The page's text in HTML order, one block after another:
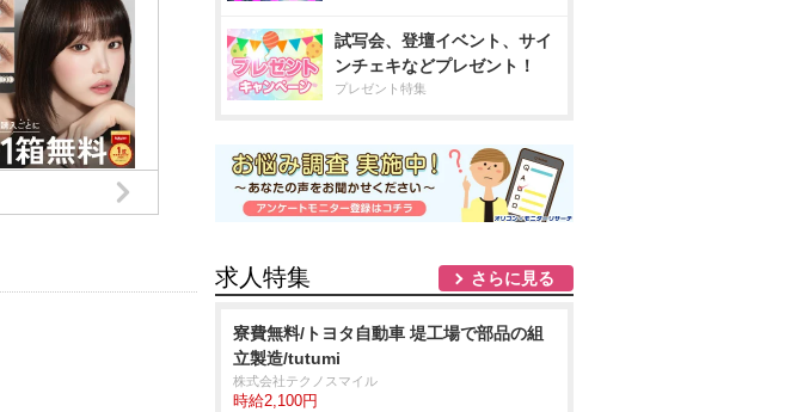
試写会、登壇イベント、サイ
ンチェキなどプレゼント！
プレゼント特集
求人特集 さらに見る
寮費無料/トヨタ自動車 堤工場で部品の組
立製造/tutumi
株式会社テクノスマイル
時給2,100円